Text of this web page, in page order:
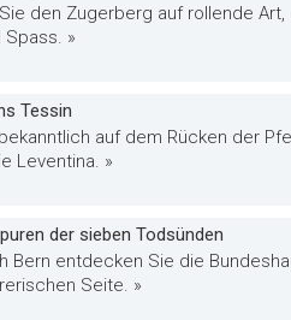
den Zugerberg auf rollende
»
Tessin
auf dem Rücken der
Leventina. »
der sieben Todsünden
Bern entdecken Sie die
Seite. »